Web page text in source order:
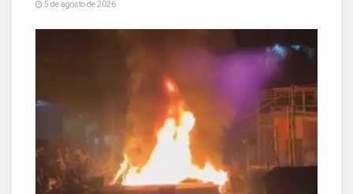
5 de agosto de 2026